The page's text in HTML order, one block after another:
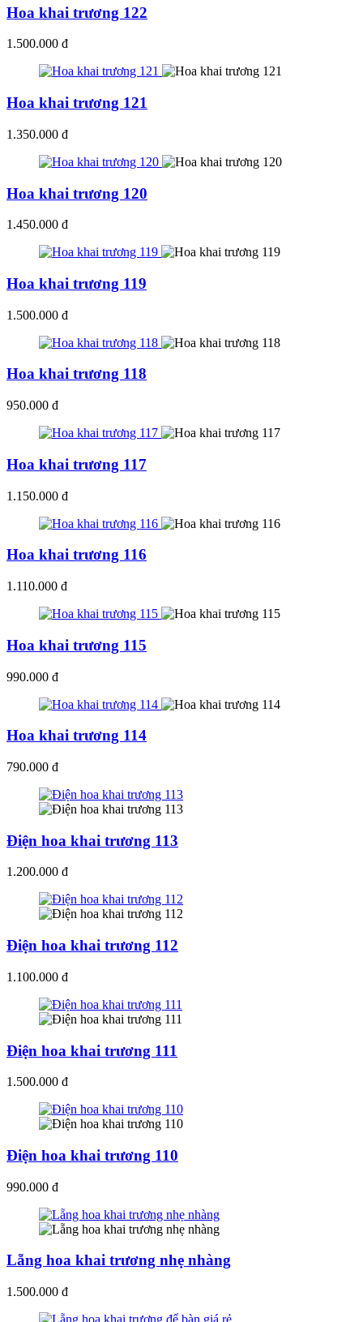
Hoa khai trương 122
1.500.000 đ
Hoa khai trương 121
1.350.000 đ
Hoa khai trương 120
1.450.000 đ
Hoa khai trương 119
1.500.000 đ
Hoa khai trương 118
950.000 đ
Hoa khai trương 117
1.150.000 đ
Hoa khai trương 116
1.110.000 đ
Hoa khai trương 115
990.000 đ
Hoa khai trương 114
790.000 đ
Điện hoa khai trương 113
1.200.000 đ
Điện hoa khai trương 112
1.100.000 đ
Điện hoa khai trương 111
1.500.000 đ
Điện hoa khai trương 110
990.000 đ
Lẵng hoa khai trương nhẹ nhàng
1.500.000 đ